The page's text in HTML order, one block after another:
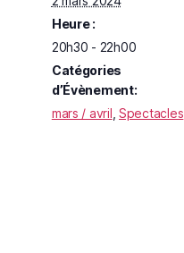
Heure :
20h30 - 22h00
Catégories
d’Évènement:
mars / avril ,Spectacles